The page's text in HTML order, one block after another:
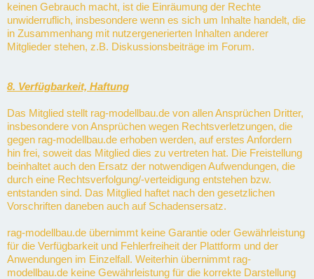
keinen Gebrauch macht, ist die Einräumung der Rechte
unwiderruflich, insbesondere wenn es sich um Inhalte handelt, die
in Zusammenhang mit nutzergenerierten Inhalten anderer
Mitglieder stehen, z.B. Diskussionsbeiträge im Forum.
8. Verfügbarkeit, Haftung
Das Mitglied stellt rag-modellbau.de von allen Ansprüchen Dritter,
insbesondere von Ansprüchen wegen Rechtsverletzungen, die
gegen rag-modellbau.de erhoben werden, auf erstes Anfordern
hin frei, soweit das Mitglied dies zu vertreten hat. Die Freistellung
beinhaltet auch den Ersatz der notwendigen Aufwendungen, die
durch eine Rechtsverfolgung/-verteidigung entstehen bzw.
entstanden sind. Das Mitglied haftet nach den gesetzlichen
Vorschriften daneben auch auf Schadensersatz.
rag-modellbau.de übernimmt keine Garantie oder Gewährleistung
für die Verfügbarkeit und Fehlerfreiheit der Plattform und der
Anwendungen im Einzelfall. Weiterhin übernimmt rag-
modellbau.de keine Gewährleistung für die korrekte Darstellung